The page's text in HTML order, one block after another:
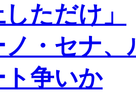
ただけ」
ノ・セナ
ト争いか